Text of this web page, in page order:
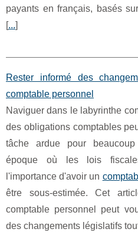
payants en français, basés
[...]
Rester informé des
comptable personnel
Naviguer dans le labyrinthe
des obligations comptables
tâche ardue pour
époque où les lois
l'importance d'avoir un
être sous-estimée. Cet
comptable personnel peut
des changements législatifs